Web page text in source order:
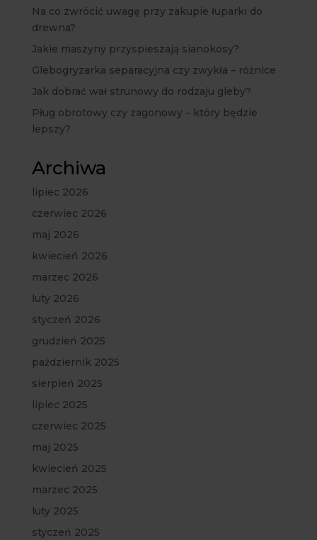
Na co zwrócić uwagę przy zakupie łuparki do
drewna?
Jakie maszyny przyspieszają sianokosy?
Glebogryzarka separacyjna czy zwykła – różnice
Jak dobrać wał strunowy do rodzaju gleby?
Pług obrotowy czy zagonowy – który będzie
lepszy?
Archiwa
lipiec 2026
czerwiec 2026
maj 2026
kwiecień 2026
marzec 2026
luty 2026
styczeń 2026
grudzień 2025
październik 2025
sierpień 2025
lipiec 2025
czerwiec 2025
maj 2025
kwiecień 2025
marzec 2025
luty 2025
styczeń 2025